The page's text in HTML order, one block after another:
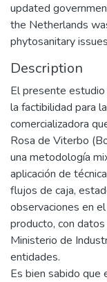
updated
the Netherlands
phytosanitary
Description
El presente
la factibilidad para
comercializadora
Rosa de Viterbo
una metodología
aplicación de
flujos de caja,
observaciones en
producto, con
Ministerio de
entidades.
Es bien sabido que